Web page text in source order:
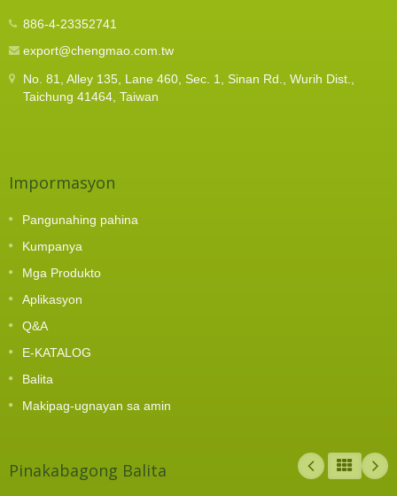
886-4-23352741
export@chengmao.com.tw
No. 81, Alley 135, Lane 460, Sec. 1, Sinan Rd., Wurih Dist.,
Taichung 41464, Taiwan
Impormasyon
Pangunahing pahina
Kumpanya
Mga Produkto
Aplikasyon
Q&A
E-KATALOG
Balita
Makipag-ugnayan sa amin
Pinakabagong Balita